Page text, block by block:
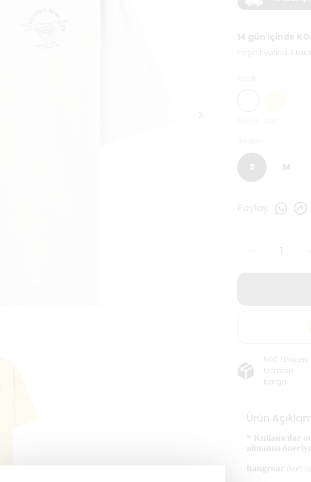
14 gün içinde
Peşin fiyatına 3
S M
Paylaş
500 TL üzeri
Ücretsiz
kargo
Ürün
* Kullanıcılar
almanızı
hangroar özel